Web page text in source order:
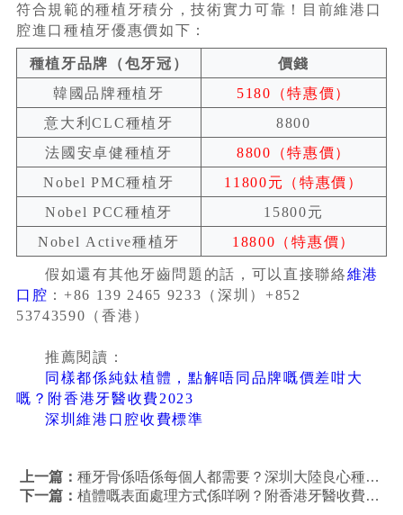
符合規範的種植牙積分，技術實力可靠！目前維港口
腔進口種植牙優惠價如下：
種植牙品牌（包牙冠）
價錢
韓國品牌種植牙
5180（特惠價）
意大利CLC種植牙
8800
法國安卓健種植牙
8800（特惠價）
Nobel PMC種植牙
11800元（特惠價）
Nobel PCC種植牙
15800元
Nobel Active種植牙
18800（特惠價）
假如還有其他牙齒問題的話，可以直接聯絡維港
口腔 ：+86 139 2465 9233（深圳）+852
53743590（香港）
推薦閱讀：
同樣都係純鈦植體，點解唔同品牌嘅價差咁大
嘅？附香港牙醫收費2023
深圳維港口腔收費標準
上一篇：種牙骨係唔係每個人都需要？深圳大陸良心種植牙牙醫診所推介！
下一篇：植體嘅表面處理方式係咩咧？附香港牙醫收費2023